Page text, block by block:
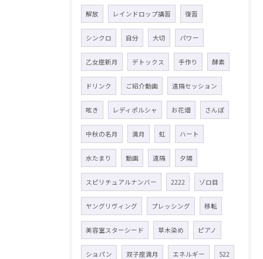
解放 レインドロップ講習 復習
シンクロ 自分 大切 パワー
乙女座新月 デトックス 手作り 酵素
ドリンク ご紹介動画 遠隔セッション
呟き レディポルシャ お花畑 さんぽ
中秋の名月 満月 虹 ハート
水たまり 動画 遠隔 夕陽
スピリチュアルナンバー 2222 ゾロ目
ヤングリヴィング プレッシング 移転
美容室スターシード 草木染め ピアノ
ショパン 双子座満月 エネルギー 522